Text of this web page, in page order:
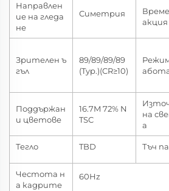
Направлен
ие на гледа
не
Симетрия
акция
Зрителен ъ
гъл
89/89/89/89
(Typ.)(CR≥10)
Поддържан
и цветове
16.7M 72% N
TSC
на
а
Тегло TBD Тъч
Честота н
а кадрите
60Hz